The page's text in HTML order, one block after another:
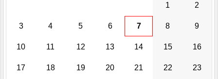
1 2
3 4 5 6 7 8 9
10 11 12 13 14 15 16
17 18 19 20 21 22 23